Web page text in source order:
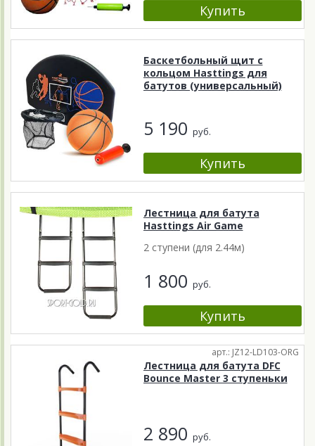
Баскетбольный щит с
кольцом Hasttings для
батутов (универсальный)
5 190 руб.
Лестница для батута
Hasttings Air Game
2 ступени (для 2.44м)
1 800 руб.
арт.: JZ12-LD103-ORG
Лестница для батута DFC
Bounce Master 3 ступеньки
2 890 руб.